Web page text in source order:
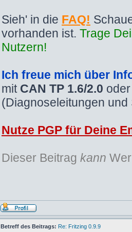
Sieh' in die FAQ!
vorhanden ist. Trage
Nutzern!
Ich freue mich über
mit CAN TP 1.6/2.0
(Diagnoseleitungen
Nutze PGP für Deine
Dieser Beitrag kann
Betreff des Beitrags: Re: Fritzing 0.9.9